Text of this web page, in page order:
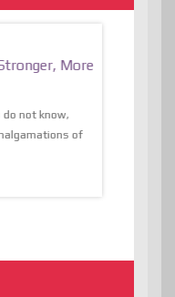
More
not know,
of